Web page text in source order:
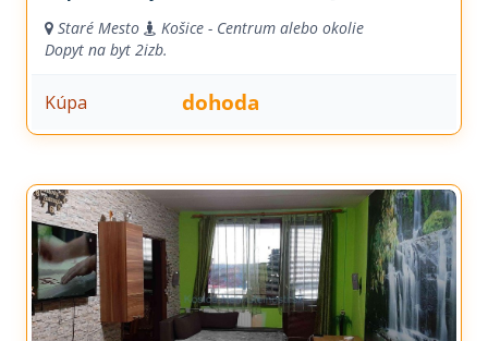
Staré Mesto
Košice - Centrum alebo okolie
Dopyt na byt 2izb.
Kúpa dohoda